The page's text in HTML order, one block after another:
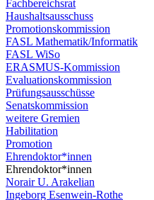
Fachbereichsrat
Haushaltsausschuss
Promotionskommission
FASL Mathematik/Informatik
FASL WiSo
ERASMUS-Kommission
Evaluationskommission
Prüfungsausschüsse
Senatskommission
weitere Gremien
Habilitation
Promotion
Ehrendoktor*innen
Ehrendoktor*innen
Norair U. Arakelian
Ingeborg Esenwein-Rothe